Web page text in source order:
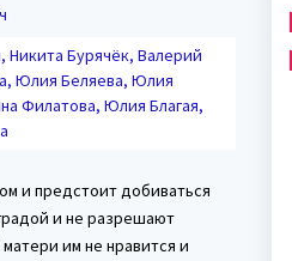
Никита Бурячёк, Валерий
Юлия Беляева, Юлия
Филатова, Юлия Благая,
и предстоит добиваться
и не разрешают
им не нравится и